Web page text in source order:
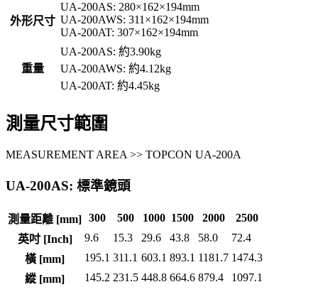
外形尺寸
UA-200AS: 280×162×194mm
UA-200AWS: 311×162×194mm
UA-200AT: 307×162×194mm
重量
UA-200AS: 約3.90kg
UA-200AWS: 約4.12kg
UA-200AT: 約4.45kg
測量尺寸範圍
MEASUREMENT AREA >> TOPCON UA-200A
UA-200AS: 標準鏡頭
測量距離 [mm] 300 500 1000 1500 2000
2500
英吋 [Inch]
9.6 15.3 29.6 43.8 58.0
72.4
橫 [mm]
195.1 311.1 603.1 893.1 1181.7 1474.3
縱 [mm]
145.2 231.5 448.8 664.6 879.4 1097.1